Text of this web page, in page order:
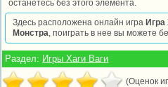
останетесь без этого элемента.
Здесь расположена онлайн игра Игра
Монстра, поиграть в нее вы можете
Раздел: Игры Хаги Ваги
(Оценок